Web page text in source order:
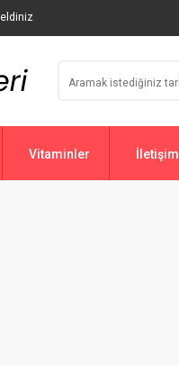
Vitaminler İletişim